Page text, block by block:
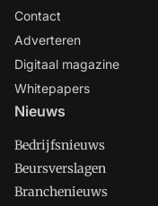
Contact
Adverteren
Digitaal magazine
Whitepapers
Nieuws
Bedrijfsnieuws
Beursverslagen
Branchenieuws